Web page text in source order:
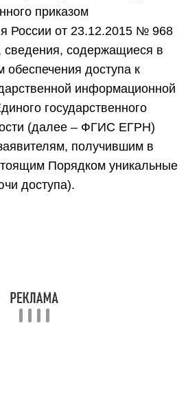
приказом
России от 23.12.2015 № 968
сведения, содержащиеся в
доступа к
информационной
государственного
(далее – ФГИС ЕГРН)
получившим в
Порядком уникальные
доступа).